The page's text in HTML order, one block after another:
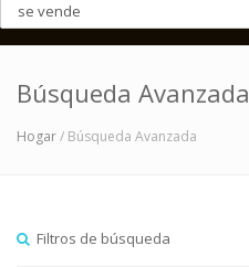
Búsqueda Avanzada
Hogar/ Búsqueda Avanzada
Filtros de búsqueda